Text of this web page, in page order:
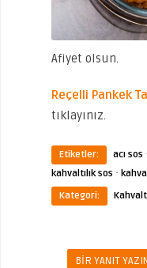
Afiyet olsun.
Reçelli Pankek
tıklayınız.
Etiketler: acı sos ·
kahvaltılık sos ·
Kategori:
BIR YANIT